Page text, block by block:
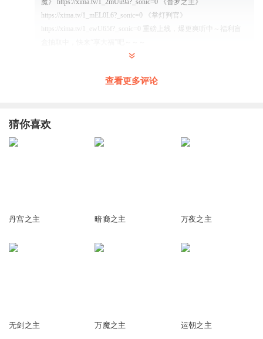
https://xima.tv/1_mEL0L6?_sonic=0 《掌灯判官》
https://xima.tv/1_ewU65f?_sonic=0 重磅上线，爆更爽听中～福利盲
下，终于平台助推了一波，给了波流量。只不过也才几天而已，现
查看更多评论
猜你喜欢
丹宫之主 暗裔之主 万夜之主
无剑之主 万魔之主 运朝之主